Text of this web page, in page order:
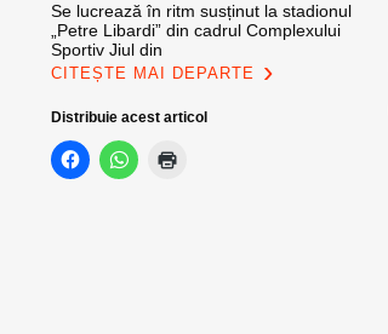
Se lucrează în ritm susținut la stadionul
„Petre Libardi” din cadrul Complexului
Sportiv Jiul din
CITEȘTE MAI DEPARTE
Distribuie acest articol